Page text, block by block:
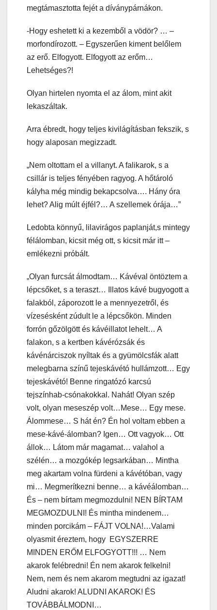
megtámasztotta fejét a díványpárnákon.
-Hogy eshetett ki a kezemből a vödör? … –
morfondírozott. – Egyszerűen kiment belőlem
az erő. Elfogyott. Elfogyott az erőm…
Lehetséges?!
Olyan hirtelen nyomta el az álom, mint akit
lekaszáltak.
Arra ébredt, hogy teljes kivilágításban fekszik, s
hogy alaposan megizzadt.
„Nem oltottam el a villanyt. A falikarok, s a
csillár is teljes fényében ragyog. A hőtároló
kályha még mindig bekapcsolva…. Hány óra
lehet? Alig múlt éjfél?… A szellemek órája…”
Ledobta könnyű, lilavirágos paplanját,s mintegy
félálomban, kicsit még ott, s kicsit már itt –
emlékezni próbált.
„Olyan furcsát álmodtam… Kávéval öntöztem a
lépcsőket, s a teraszt… Illatos kávé bugyogott a
falakból, záporozott le a mennyezetről, és
vízesésként zúdult le a lépcsőkön. Minden
forrón gőzölgött és kávéillatot lehelt… A
falakon, s a kertben kávérózsák és
kávénárciszok nyíltak és a gyümölcsfák alatt
melegbarna színű tejeskávétó hullámzott… Egy
tejeskávétó! Benne ringatózó karcsú
tejszínhab-csónakokkal. Nahát! Olyan szép
volt, olyan meseszép volt…Mese… Egy mese.
Álommese… S hát én? Én hol voltam ebben a
mese-kávé-álomban? Igen… Ott vagyok… Ott
állok… Látom már magamat… valahol a
szélén… a mozgókép legsarkában… Mintha
meg akartam volna fürdeni a kávétóban, vagy
mi… Megmerítkezni benne… a kávéálomban…
És – nem bírtam megmozdulni! NEN BÍRTAM
MEGMOZDULNI! És mintha mindenem…
minden porcikám – FÁJT VOLNA!…Valami
olyasmit éreztem, hogy EGYSZERRE
MINDEN ERŐM ELFOGYOTT!!! … Nem
akarok felébredni! Én nem akarok felkelni!
Nem, nem és nem akarom megtudni az igazat!
Aludni akarok! ALUDNI AKAROK! ÉS
TOVÁBBÁLMODNI…